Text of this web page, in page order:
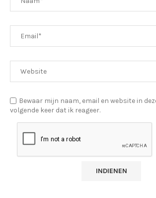
Bewaar mijn naam, email en website in
volgende keer dat ik reageer.